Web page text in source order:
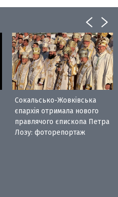
Сокальсько-Жовківська
єпархія отримала нового
правлячого єпископа Петра
Лозу: фоторепортаж